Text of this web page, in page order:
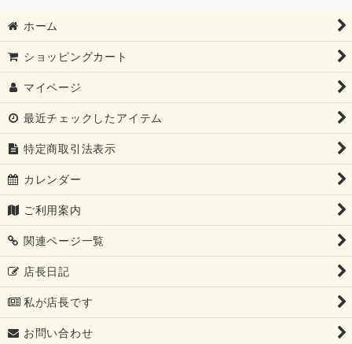
ホーム
ショッピングカート
マイページ
最近チェックしたアイテム
特定商取引法表示
カレンダー
ご利用案内
関連ページ一覧
店長日記
私が店長です
お問い合わせ